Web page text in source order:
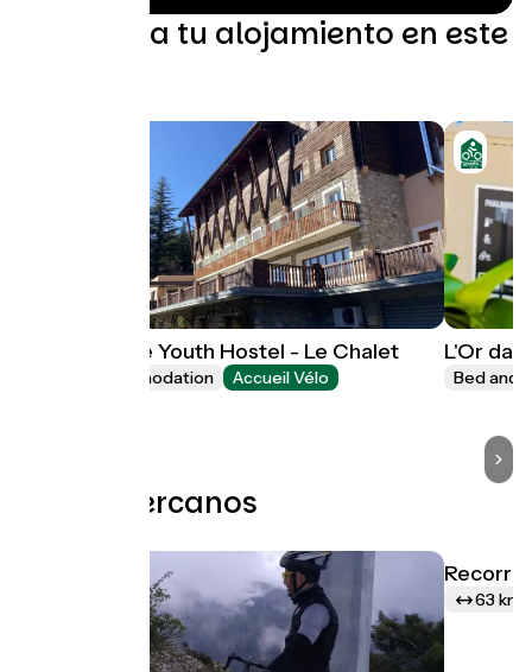
Encuentra tu alojamiento en este
HI Valdeblore Youth Hostel - Le Chalet
Group accommodation Accueil Vélo
L'Or
Bed and
Bucles cercanos
63 km